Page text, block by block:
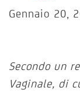
Gennaio 20,
Secondo un
Vaginale, di